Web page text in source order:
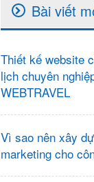
Bài viết
Thiết kế website
lịch chuyên
WEBTRAVEL
Vì sao nên xây
marketing cho